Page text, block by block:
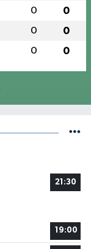
0 0
0 0
0 0
21:30
19:00